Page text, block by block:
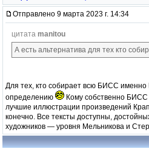
Отправлено 9 марта 2023 г. 14:34
цитата manitou
А есть альтернатива для тех кто
Для тех, кто собирает всю БИСС
определению
Кому собственно
лучшие иллюстрации произведений
конечно. Все тексты доступны,
художников — уровня Мельникова и